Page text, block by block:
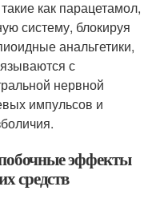
как парацетамол,
систему, блокируя
анальгетики,
с
нервной
импульсов и
эффекты
средств